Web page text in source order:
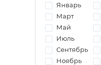
Январь
Март
Май
Июль
Сентябрь
Ноябрь